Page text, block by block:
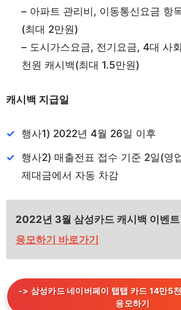
– 아파트 관리비, 이동통신요금 항
(최대 2만원)
– 도시가스요금, 전기요금, 4대 사
천원 캐시백(최대 1.5만원)
캐시백 지급일
행사1) 2022년 4월 26일 이후
행사2) 매출전표 접수 기준 2일(영
제대금에서 자동 차감
2022년 3월 삼성카드 캐시백 이벤트
응모하기 바로가기
-> 삼성카드 네이버페이 탭탭 카드 14만5
응모하기